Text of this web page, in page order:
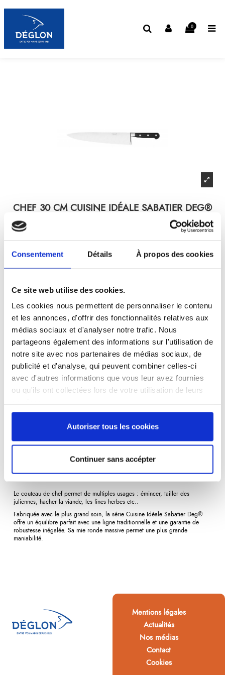
Consentement Détails À propos des cookies
Ce site web utilise des cookies.
Les cookies nous permettent de personnaliser le contenu
et les annonces, d'offrir des fonctionnalités relatives aux
médias sociaux et d'analyser notre trafic. Nous
partageons également des informations sur l'utilisation de
notre site avec nos partenaires de médias sociaux, de
publicité et d'analyse, qui peuvent combiner celles-ci
avec d'autres informations que vous leur avez fournies
ou qu'ils ont collectées lors de votre utilisation de leurs
Autoriser tous les cookies
Continuer sans accépter
0
CHEF 30 CM CUISINE IDÉALE SABATIER DEG®
138,70 €/ TTC
Le couteau de chefpermet de multiples usages : émincer, tailler des
juliennes, hacher la viande, les fines herbes etc..
Fabriquée avec le plus grand soin, la série Cuisine Idéale Sabatier Deg®
offre un équilibre parfait avec une ligne traditionnelle et une garantie de
robustesse inégalée. Sa mie ronde massive permet une plus grande
maniabilité.
Mentions légales
Actualités
Nos médias
Contact
Cookies